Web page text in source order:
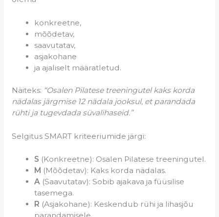
konkreetne,
mõõdetav,
saavutatav,
asjakohane
ja ajaliselt määratletud.
Näiteks: “Osalen Pilatese treeningutel kaks korda
nädalas järgmise 12 nädala jooksul, et parandada
rühti ja tugevdada süvalihaseid.”
Selgitus SMART kriteeriumide järgi:
S (Konkreetne): Osalen Pilatese treeningutel.
M (Mõõdetav): Kaks korda nädalas.
A (Saavutatav): Sobib ajakava ja füüsilise
tasemega.
R (Asjakohane): Keskendub rühi ja lihasjõu